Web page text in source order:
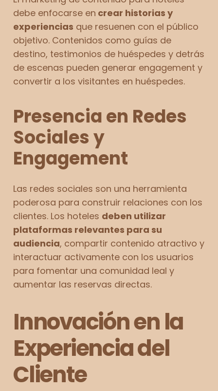
debe enfocarse en crear historias y
experiencias que resuenen con el público
objetivo. Contenidos como guías de
destino, testimonios de huéspedes y detrás
de escenas pueden generar engagement y
convertir a los visitantes en huéspedes.
Presencia en Redes
Sociales y
Engagement
Las redes sociales son una herramienta
poderosa para construir relaciones con los
clientes. Los hoteles deben utilizar
plataformas relevantes para su
audiencia, compartir contenido atractivo y
interactuar activamente con los usuarios
para fomentar una comunidad leal y
aumentar las reservas directas.
Innovación en la
Experiencia del
Cliente